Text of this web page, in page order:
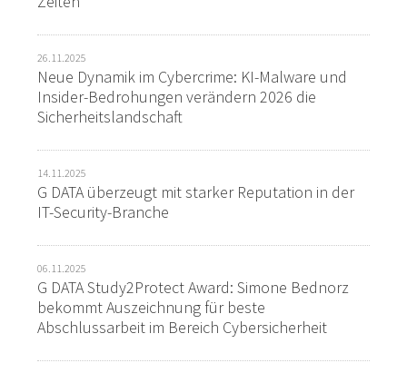
26.11.2025
Neue Dynamik im Cybercrime: KI-Malware und
Insider-Bedrohungen verändern 2026 die
Sicherheitslandschaft
14.11.2025
G DATA überzeugt mit starker Reputation in der
IT-Security-Branche
06.11.2025
G DATA Study2Protect Award: Simone Bednorz
bekommt Auszeichnung für beste
Abschlussarbeit im Bereich Cybersicherheit